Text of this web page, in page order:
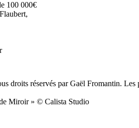
100 000€
droits réservés par Gaël Fromantin.
Miroir » © Calista Studio